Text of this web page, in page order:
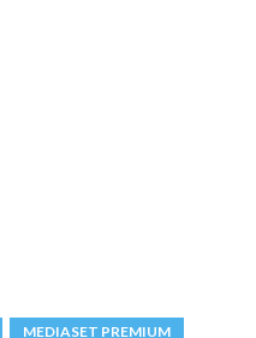
MEDIASET PREMIUM